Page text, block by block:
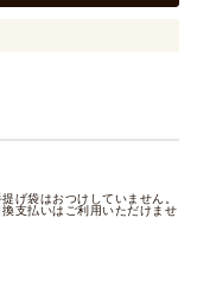
げ袋はおつけしていません。
支払いはご利用いただけませ